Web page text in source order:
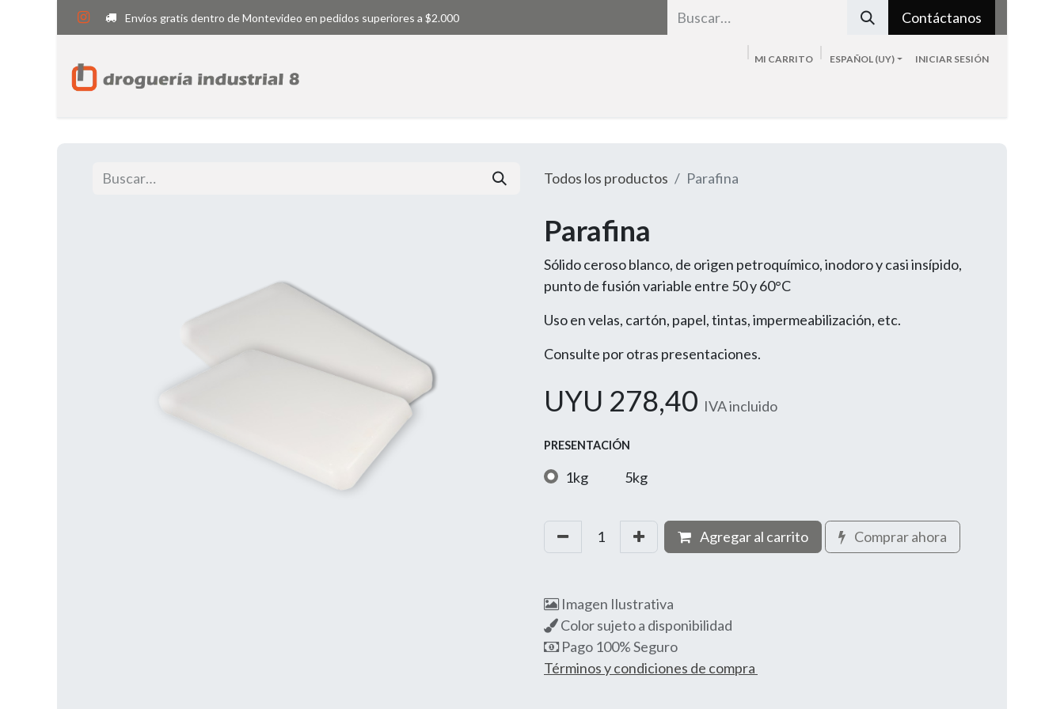
Envíos gratis dentro de Montevideo en pedidos superiores a $2.000 Contáctanos
MI CARRITO ESPAÑOL (UY) INICIAR SESIÓN
Todos los productos Parafina
Parafina
Sólido ceroso blanco, de origen petroquímico, inodoro y casi insípido,
punto de fusión variable entre 50 y 60°C
Uso en velas, cartón, papel, tintas, impermeabilización, etc.
Consulte por otras presentaciones.
UYU 278,40 IVA incluido
PRESENTACIÓN
1kg 5kg
Agregar al carrito Comprar ahora
Imagen Ilustrativa
Color sujeto a disponibilidad
Pago 100% Seguro
Términos y condiciones de compra